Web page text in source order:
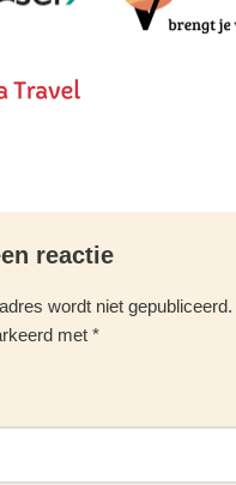
reactie
wordt niet gepubliceerd.
met *